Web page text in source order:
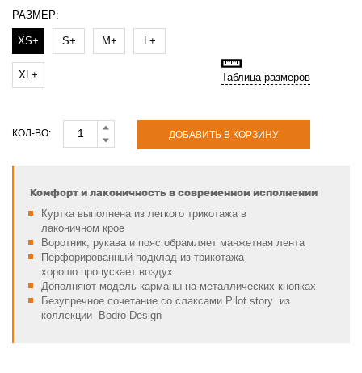
РАЗМЕР:
XS+ S+ M+ L+
XL+ Таблица размеров
КОЛ-ВО: ДОБАВИТЬ В КОРЗИНУ
Комфорт и лаконичность в современном исполнении
Куртка выполнена из легкого трикотажа в
лаконичном крое
Воротник, рукава и пояс обрамляет манжетная лента
Перфорированный подклад из трикотажа
хорошо пропускает воздух
Дополняют модель карманы на металлических кнопках
Безупречное сочетание со слаксами Pilot story из
коллекции Bodro Design